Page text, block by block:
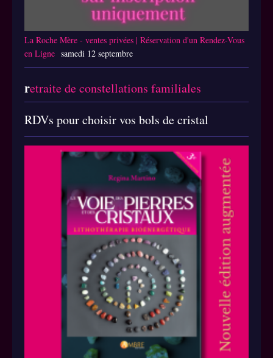
La Roche Mère - ventes privées | Réservation d'un Rendez-Vous
en Ligne samedi 12 septembre
retraite de constellations familiales
RDVs pour choisir vos bols de cristal